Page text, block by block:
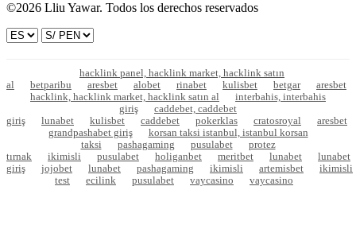
©2026 Lliu Yawar. Todos los derechos reservados
hacklink panel, hacklink market, hacklink satın
al
betparibu aresbet alobet rinabet kulisbet betgar
aresbet
hacklink, hacklink market, hacklink satın al
interbahis, interbahis
giriş
caddebet, caddebet
giriş
lunabet kulisbet caddebet pokerklas cratosroyal
aresbet
grandpashabet giriş
korsan taksi istanbul, istanbul korsan
taksi
pashagaming pusulabet
protez
tırnak
ikimisli pusulabet holiganbet meritbet lunabet
lunabet
giriş
jojobet lunabet pashagaming ikimisli artemisbet
ikimisli
test
ecilink pusulabet vaycasino vaycasino